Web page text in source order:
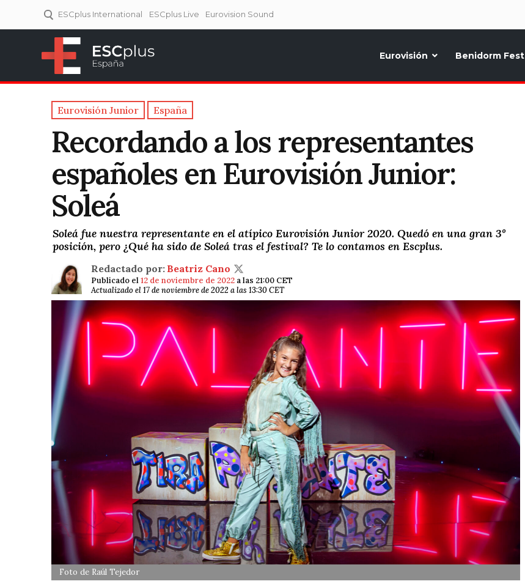
ESCplus International ESCplus Live Eurovision Sound
Eurovisión Benidorm Fest
Eurovisión Junior España
Recordando a los representantes
españoles en Eurovisión Junior:
Soleá
Soleá fue nuestra representante en el atípico Eurovisión Junior 2020. Quedó en una gran 3º
posición, pero ¿Qué ha sido de Soleá tras el festival? Te lo contamos en Escplus.
Redactado por: Beatriz Cano
Publicado el12 de noviembre de 2022 a las 21:00 CET
Actualizado el 17 de noviembre de 2022 a las 13:30 CET
Foto de Raúl Tejedor